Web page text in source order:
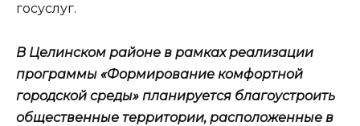
госуслуг.
В Целинском районе в рамках реализации
программы «Формирование комфортной
городской среды» планируется благоустроить
общественные территории, расположенные в